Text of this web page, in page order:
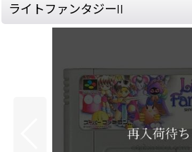
ライトファンタジーII